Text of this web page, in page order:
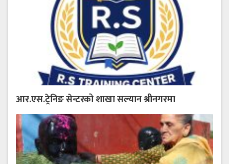
आर.एस.ट्रेनिङ सेन्टरको शाखा सल्यान श्रीनगरमा